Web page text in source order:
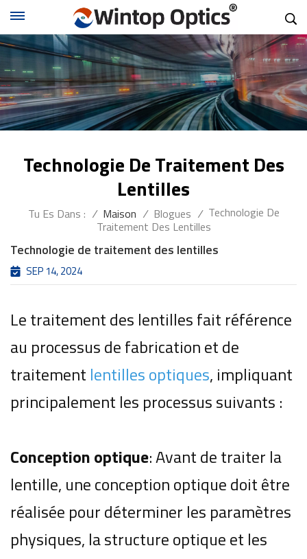
Technologie De Traitement Des
Lentilles
Tu Es Dans : / Maison / Blogues / Technologie De
Traitement Des Lentilles
Technologie de traitement des lentilles
SEP 14, 2024
Le traitement des lentilles fait référence
au processus de fabrication et de
traitementlentilles optiques, impliquant
principalement les processus suivants :
Conception optique: Avant de traiter la
lentille, une conception optique doit être
réalisée pour déterminer les paramètres
physiques, la structure optique et les